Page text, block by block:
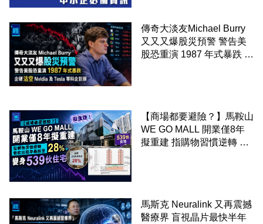
傳奇大淡友Michael Burry
又又又爆股災預警 警告美
股恐重演 1987 年式暴跌 企
【商場都要避險？】馬鞍山
WE GO MALL 開業僅8年
擬重建 指購物習慣逆轉 餐
馬斯克 Neuralink 又再震撼
醫療界 盲視晶片最快半年